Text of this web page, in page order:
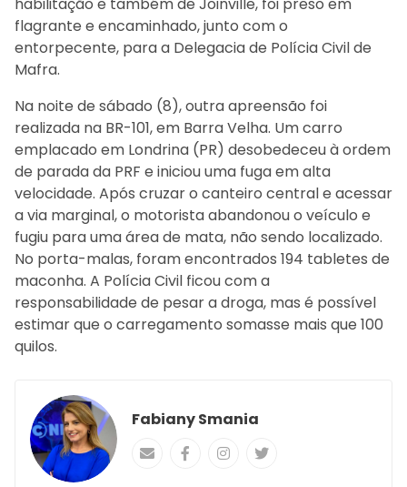
habilitação e também de Joinville, foi preso em
flagrante e encaminhado, junto com o
entorpecente, para a Delegacia de Polícia Civil de
Mafra.
Na noite de sábado (8), outra apreensão foi
realizada na BR-101, em Barra Velha. Um carro
emplacado em Londrina (PR) desobedeceu à ordem
de parada da PRF e iniciou uma fuga em alta
velocidade. Após cruzar o canteiro central e acessar
a via marginal, o motorista abandonou o veículo e
fugiu para uma área de mata, não sendo localizado.
No porta-malas, foram encontrados 194 tabletes de
maconha. A Polícia Civil ficou com a
responsabilidade de pesar a droga, mas é possível
estimar que o carregamento somasse mais que 100
quilos.
Fabiany Smania